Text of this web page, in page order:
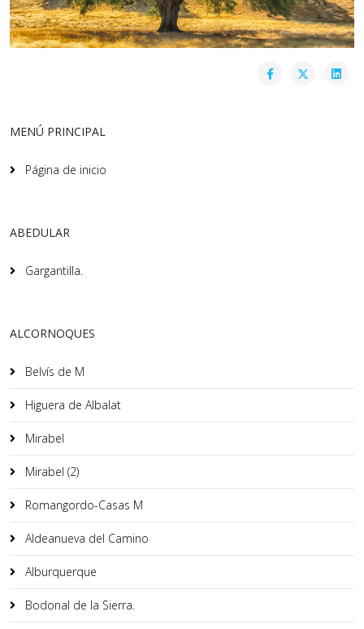
MENÚ PRINCIPAL
Página de inicio
ABEDULAR
Gargantilla.
ALCORNOQUES
Belvís de M
Higuera de Albalat
Mirabel
Mirabel (2)
Romangordo-Casas M
Aldeanueva del Camino
Alburquerque
Bodonal de la Sierra.